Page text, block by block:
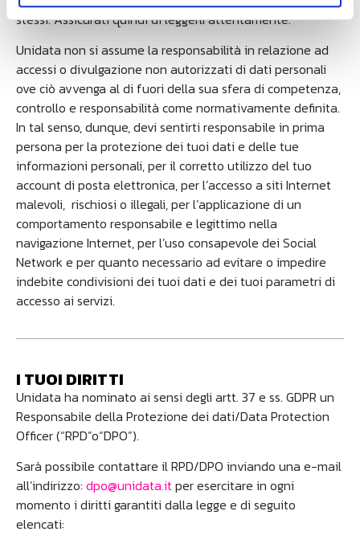
stessi. Assicurati quindi di leggerli attentamente.
Unidata non si assume la responsabilità in relazione ad
accessi o divulgazione non autorizzati di dati personali
ove ciò avvenga al di fuori della sua sfera di competenza,
controllo e responsabilità come normativamente definita.
In tal senso, dunque, devi sentirti responsabile in prima
persona per la protezione dei tuoi dati e delle tue
informazioni personali, per il corretto utilizzo del tuo
account di posta elettronica, per l’accesso a siti Internet
malevoli, rischiosi o illegali, per l’applicazione di un
comportamento responsabile e legittimo nella
navigazione Internet, per l’uso consapevole dei Social
Network e per quanto necessario ad evitare o impedire
indebite condivisioni dei tuoi dati e dei tuoi parametri di
accesso ai servizi.
I TUOI DIRITTI
Unidata ha nominato ai sensi degli artt. 37 e ss. GDPR un
Responsabile della Protezione dei dati/Data Protection
Officer (“RPD”o“DPO”).
Sarà possibile contattare il RPD/DPO inviando una e-mail
all’indirizzo: dpo@unidata.itper esercitare in ogni
momento i diritti garantiti dalla legge e di seguito
elencati: